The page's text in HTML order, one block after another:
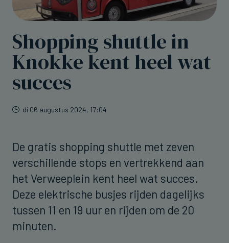
Shopping shuttle in
Knokke kent heel wat
succes
di 06 augustus 2024, 17:04
De gratis shopping shuttle met zeven
verschillende stops en vertrekkend aan
het Verweeplein kent heel wat succes.
Deze elektrische busjes rijden dagelijks
tussen 11 en 19 uur en rijden om de 20
minuten.